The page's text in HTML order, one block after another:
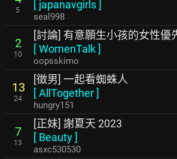
5
[ japanavgirls]
seal998
2
10
[討論] 有意願生小孩的女性優
[WomenTalk]
oopsskimo
13
24
[徵男] 一起看蜘蛛人
[AllTogether]
hungry151
7
13
[正妹] 謝夏天 2023
[ Beauty]
asxc530530